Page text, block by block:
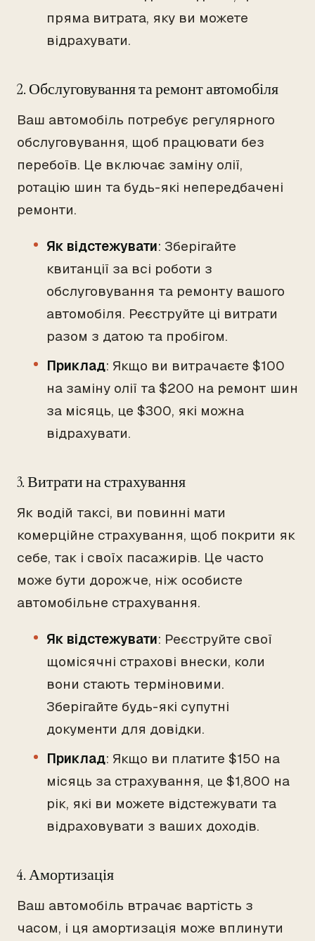
пряма витрата, яку ви можете
відрахувати.
2. Обслуговування та ремонт автомобіля
Ваш автомобіль потребує регулярного
обслуговування, щоб працювати без
перебоїв. Це включає заміну олії,
ротацію шин та будь-які непередбачені
ремонти.
Як відстежувати: Зберігайте
квитанції за всі роботи з
обслуговування та ремонту вашого
автомобіля. Реєструйте ці витрати
разом з датою та пробігом.
Приклад: Якщо ви витрачаєте $100
на заміну олії та $200 на ремонт шин
за місяць, це $300, які можна
відрахувати.
3. Витрати на страхування
Як водій таксі, ви повинні мати
комерційне страхування, щоб покрити як
себе, так і своїх пасажирів. Це часто
може бути дорожче, ніж особисте
автомобільне страхування.
Як відстежувати: Реєструйте свої
щомісячні страхові внески, коли
вони стають терміновими.
Зберігайте будь-які супутні
документи для довідки.
Приклад: Якщо ви платите $150 на
місяць за страхування, це $1,800 на
рік, які ви можете відстежувати та
відраховувати з ваших доходів.
4. Амортизація
Ваш автомобіль втрачає вартість з
часом, і ця амортизація може вплинути